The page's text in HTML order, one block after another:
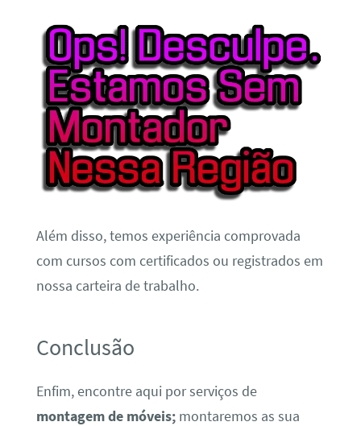
Além disso, temos experiência comprovada
com cursos com certificados ou registrados em
nossa carteira de trabalho.
Conclusão
Enfim, encontre aqui por serviços de
montagem de móveis;montaremos as sua